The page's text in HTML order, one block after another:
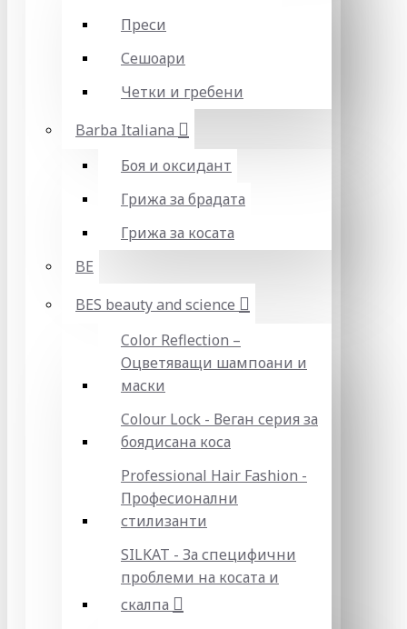
Преси
Сешоари
Четки и гребени
Barba Italiana
Боя и оксидант
Грижа за брадата
Грижа за косата
BE
BES beauty and science
Color Reflection –
Оцветяващи шампоани и
маски
Colour Lock - Веган серия за
боядисана коса
Professional Hair Fashion -
Професионални
стилизанти
SILKAT - За специфични
проблеми на косата и
скалпа